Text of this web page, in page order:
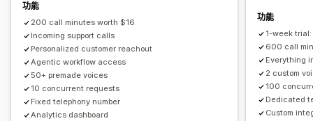
功能
200 call minutes worth $16
Incoming support calls
Personalized customer reachout
Agentic workflow access
50+ premade voices
10 concurrent requests
Fixed telephony number
Analytics dashboard
功能
1-week
600 call
Everything
2 custom
100
Dedicated
Custom